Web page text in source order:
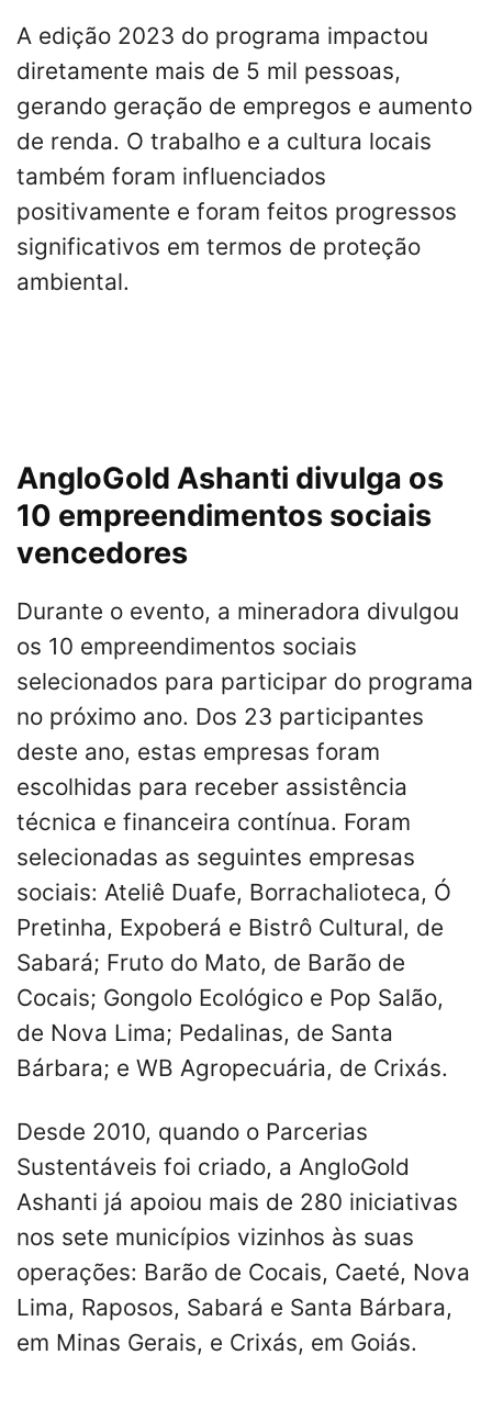
A edição 2023 do programa impactou
diretamente mais de 5 mil pessoas,
gerando geração de empregos e aumento
de renda. O trabalho e a cultura locais
também foram influenciados
positivamente e foram feitos progressos
significativos em termos de proteção
ambiental.
AngloGold Ashanti divulga os
10 empreendimentos sociais
vencedores
Durante o evento, a mineradora divulgou
os 10 empreendimentos sociais
selecionados para participar do programa
no próximo ano. Dos 23 participantes
deste ano, estas empresas foram
escolhidas para receber assistência
técnica e financeira contínua. Foram
selecionadas as seguintes empresas
sociais: Ateliê Duafe, Borrachalioteca, Ó
Pretinha, Expoberá e Bistrô Cultural, de
Sabará; Fruto do Mato, de Barão de
Cocais; Gongolo Ecológico e Pop Salão,
de Nova Lima; Pedalinas, de Santa
Bárbara; e WB Agropecuária, de Crixás.
Desde 2010, quando o Parcerias
Sustentáveis foi criado, a AngloGold
Ashanti já apoiou mais de 280 iniciativas
nos sete municípios vizinhos às suas
operações: Barão de Cocais, Caeté, Nova
Lima, Raposos, Sabará e Santa Bárbara,
em Minas Gerais, e Crixás, em Goiás.